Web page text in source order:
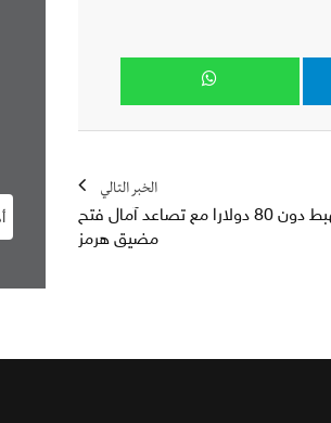
الخبر التالي
برنت يهبط دون 80 دولارا مع تصاعد آمال فتح
مضيق هرمز